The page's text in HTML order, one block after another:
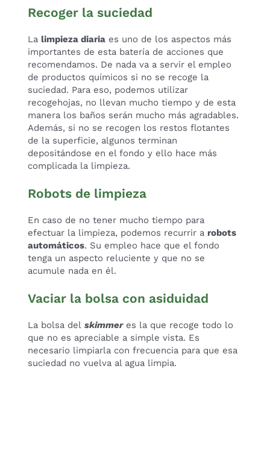
Recoger la suciedad
La limpieza diariaes uno de los aspectos más
importantes de esta batería de acciones que
recomendamos. De nada va a servir el empleo
de productos químicos si no se recoge la
suciedad. Para eso, podemos utilizar
recogehojas, no llevan mucho tiempo y de esta
manera los baños serán mucho más agradables.
Además, si no se recogen los restos flotantes
de la superficie, algunos terminan
depositándose en el fondo y ello hace más
complicada la limpieza.
Robots de limpieza
En caso de no tener mucho tiempo para
efectuar la limpieza, podemos recurrir a robots
automáticos. Su empleo hace que el fondo
tenga un aspecto reluciente y que no se
acumule nada en él.
Vaciar la bolsa con asiduidad
La bolsa del skimmeres la que recoge todo lo
que no es apreciable a simple vista. Es
necesario limpiarla con frecuencia para que esa
suciedad no vuelva al agua limpia.